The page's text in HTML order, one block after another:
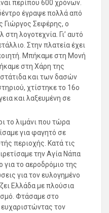
περίπου 600 χρόνων.
έγραψε πολλά από
Γιώργος Σεφέρης, ο
λογοτεχνία. Γι’ αυτό
Στην πλατεία έχει
Μπήκαμε στη Μονή
στη Χάρη της
και των δασών
χτίστηκε το 16ο
και λαξευμένη σε
το λιμάνι που τώρα
για φαγητό σε
περιοχής. Κατά τις
την Αγία Νάπα
το αεροδρόμιο της
για τον ευλογημένο
Ελλάδα με πλούσια
Φτάσαμε στο
τον